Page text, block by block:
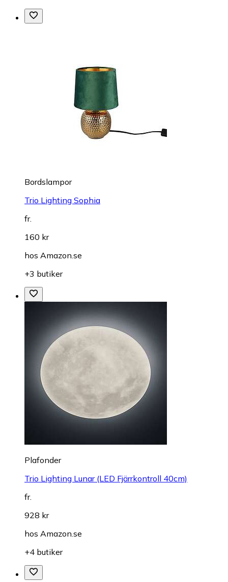
Bordslampor
Trio Lighting Sophia
fr.
160 kr
hos Amazon.se
+3 butiker
Plafonder
Trio Lighting Lunar (LED Fjärrkontroll 40cm)
fr.
928 kr
hos Amazon.se
+4 butiker